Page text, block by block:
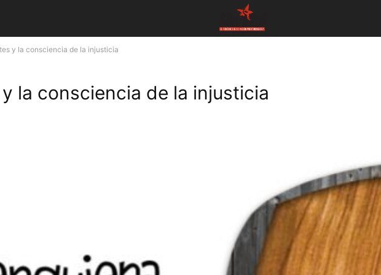
y la consciencia de la injusticia
la consciencia de la injusticia